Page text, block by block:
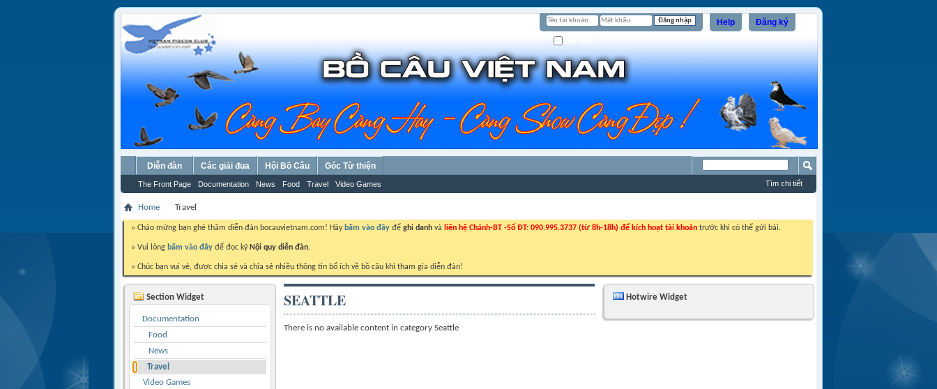
Đăng ký
Help
The Front Page Documentation News Food Travel Video Games
Diễn đàn Các giải đua Hội Bồ Câu Góc Từ thiện
Tìm chi tiết
Home Travel
» Chào mừng bạn ghé thăm diễn đàn bocauvietnam.com! Hãy bấm vào đây để ghi danh và liên hệ Chánh-BT -Số ĐT: 090.995.3737 (từ 8h-18h) để kích hoạt tài khoản trước khi có thể gửi bài.
» Vui lòng bấm vào đây để đọc kỹ Nội quy diễn đàn.
» Chúc bạn vui vẻ, được chia sẻ và chia sẻ nhiều thông tin bổ ích về bồ câu khi tham gia diễn đàn!
Section Widget
Documentation
Food
News
Travel
Video Games
SEATTLE
There is no available content in category Seattle
Hotwire Widget